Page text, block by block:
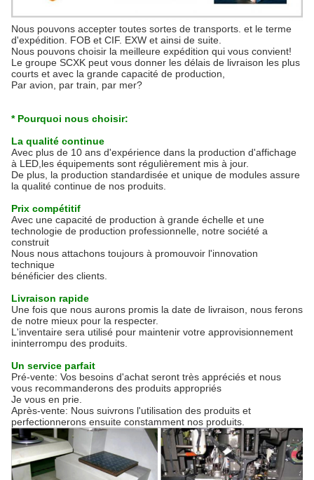
Nous pouvons accepter toutes sortes de transports. et le terme
d'expédition. FOB et CIF. EXW et ainsi de suite.
Nous pouvons choisir la meilleure expédition qui vous convient!
Le groupe SCXK peut vous donner les délais de livraison les plus
courts et avec la grande capacité de production,
Par avion, par train, par mer?
* Pourquoi nous choisir:
La qualité continue
Avec plus de 10 ans d'expérience dans la production d'affichage
à LED,les équipements sont régulièrement mis à jour.
De plus, la production standardisée et unique de modules assure
la qualité continue de nos produits.
Prix compétitif
Avec une capacité de production à grande échelle et une
technologie de production professionnelle, notre société a
construit
Nous nous attachons toujours à promouvoir l'innovation
technique
bénéficier des clients.
Livraison rapide
Une fois que nous aurons promis la date de livraison, nous ferons
de notre mieux pour la respecter.
L'inventaire sera utilisé pour maintenir votre approvisionnement
ininterrompu des produits.
Un service parfait
Pré-vente: Vos besoins d'achat seront très appréciés et nous
vous recommanderons des produits appropriés
Je vous en prie.
Après-vente: Nous suivrons l'utilisation des produits et
perfectionnerons ensuite constamment nos produits.